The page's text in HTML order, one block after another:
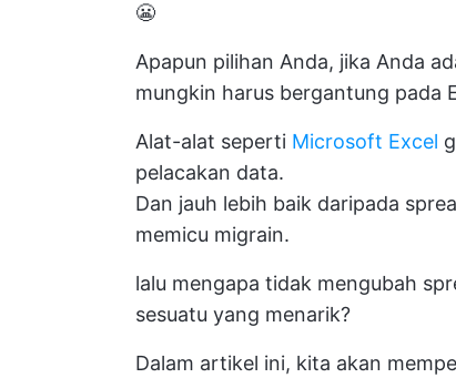
😬
Apapun pilihan Anda, jika Anda
mungkin harus bergantung pada
Alat-alat seperti Microsoft Excel
pelacakan data.
Dan jauh lebih baik daripada
memicu migrain.
lalu mengapa tidak mengubah
sesuatu yang menarik?
Dalam artikel ini, kita akan